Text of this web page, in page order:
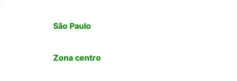
São Paulo
Zona centro